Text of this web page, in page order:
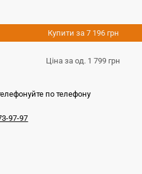
Купити за 7 196 грн
Ціна за од. 1 799 грн
по телефону
97-97